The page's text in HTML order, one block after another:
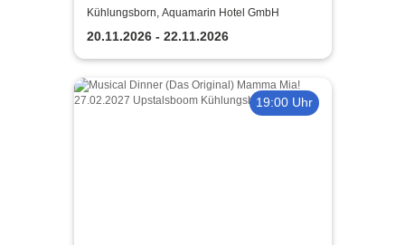
Aquamarin Hotel
Kühlungsborn, Aquamarin Hotel GmbH
20.11.2026 - 22.11.2026
19:00 Uhr